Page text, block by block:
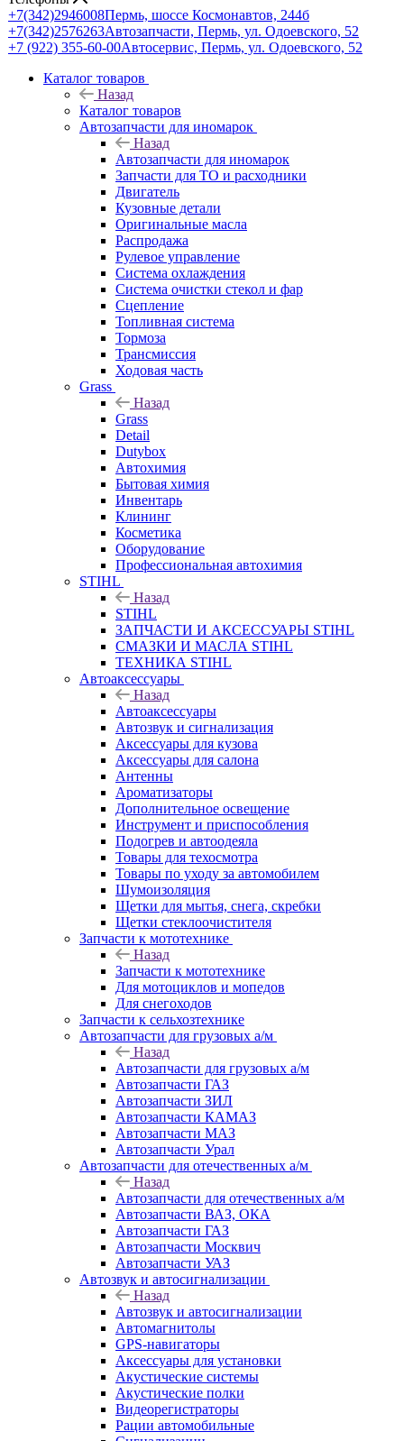
+7(342)2946008Пермь, шоссе Космонавтов, 244б
+7(342)2576263Автозапчасти, Пермь, ул. Одоевского, 52
+7 (922) 355-60-00Автосервис, Пермь, ул. Одоевского, 52
Каталог товаров
Назад
Каталог товаров
Автозапчасти для иномарок
Назад
Автозапчасти для иномарок
Запчасти для ТО и расходники
Двигатель
Кузовные детали
Оригинальные масла
Распродажа
Рулевое управление
Система охлаждения
Система очистки стекол и фар
Сцепление
Топливная система
Тормоза
Трансмиссия
Ходовая часть
Grass
Назад
Grass
Detail
Dutybox
Автохимия
Бытовая химия
Инвентарь
Клининг
Косметика
Оборудование
Профессиональная автохимия
STIHL
Назад
STIHL
ЗАПЧАСТИ И АКСЕССУАРЫ STIHL
СМАЗКИ И МАСЛА STIHL
ТЕХНИКА STIHL
Автоаксессуары
Назад
Автоаксессуары
Автозвук и сигнализация
Аксессуары для кузова
Аксессуары для салона
Антенны
Ароматизаторы
Дополнительное освещение
Инструмент и приспособления
Подогрев и автоодеяла
Товары для техосмотра
Товары по уходу за автомобилем
Шумоизоляция
Щетки для мытья, снега, скребки
Щетки стеклоочистителя
Запчасти к мототехнике
Назад
Запчасти к мототехнике
Для мотоциклов и мопедов
Для снегоходов
Запчасти к сельхозтехнике
Автозапчасти для грузовых а/м
Назад
Автозапчасти для грузовых а/м
Автозапчасти ГАЗ
Автозапчасти ЗИЛ
Автозапчасти КАМАЗ
Автозапчасти МАЗ
Автозапчасти Урал
Автозапчасти для отечественных а/м
Назад
Автозапчасти для отечественных а/м
Автозапчасти ВАЗ, ОКА
Автозапчасти ГАЗ
Автозапчасти Москвич
Автозапчасти УАЗ
Автозвук и автосигнализации
Назад
Автозвук и автосигнализации
Автомагнитолы
GPS-навигаторы
Аксессуары для установки
Акустические системы
Акустические полки
Видеорегистраторы
Рации автомобильные